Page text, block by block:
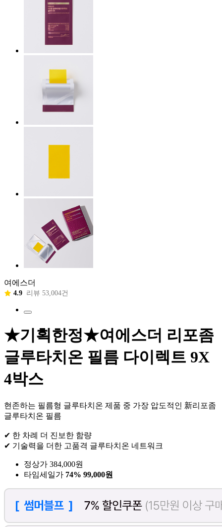
여에스더
4.9 리뷰 53,004건
★기획한정★여에스더 리포좀
글루타치온 필름 다이렉트 9X
4박스
현존하는 필름형 글루타치온 제품 중 가장 압도적인 新리포좀
글루타치온 필름
✔ 한 차례 더 진보한 함량
✔ 기술력을 더한 고품격 글루타치온 네트워크
정상가 384,000원
타임세일가 74% 99,000원